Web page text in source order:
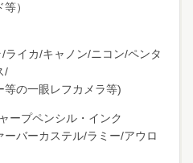
）
イカ/キャノン/ニコン/ペンタ
/
の一眼レフカメラ等)
ープペンシル・インク
ーバーカステル/ラミー/アウロ